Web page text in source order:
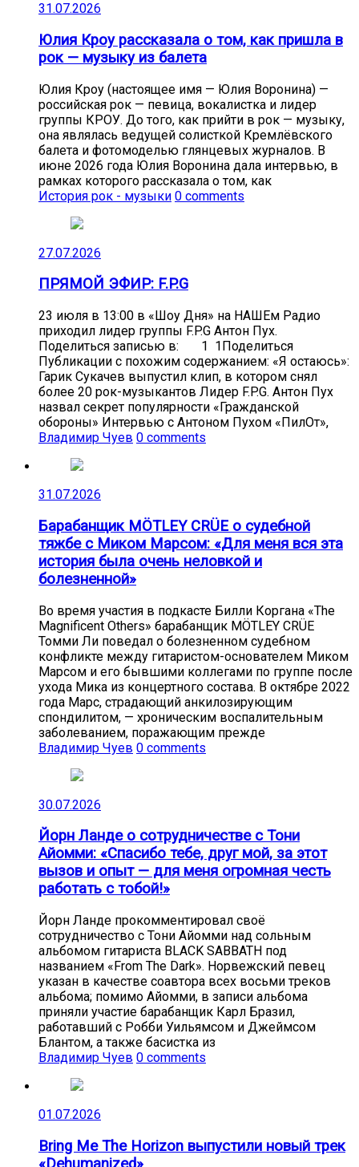
31.07.2026
Юлия Кроу рассказала о том, как пришла в
рок — музыку из балета
Юлия Кроу (настоящее имя — Юлия Воронина) —
российская рок — певица, вокалистка и лидер
группы КРОУ. До того, как прийти в рок — музыку,
она являлась ведущей солисткой Кремлёвского
балета и фотомоделью глянцевых журналов. В
июне 2026 года Юлия Воронина дала интервью, в
рамках которого рассказала о том, как
История рок - музыки 0 comments
27.07.2026
ПРЯМОЙ ЭФИР: F.P.G
23 июля в 13:00 в «Шоу Дня» на НАШЕм Радио
приходил лидер группы F.P.G Антон Пух.
Поделиться записью в: 1 1Поделиться
Публикации с похожим содержанием: «Я остаюсь»:
Гарик Сукачев выпустил клип, в котором снял
более 20 рок-музыкантов Лидер F.P.G. Антон Пух
назвал секрет популярности «Гражданской
обороны» Интервью с Антоном Пухом «ПилОт»,
Владимир Чуев 0 comments
31.07.2026
Барабанщик MÖTLEY CRÜE о судебной
тяжбе с Миком Марсом: «Для меня вся эта
история была очень неловкой и
болезненной»
Во время участия в подкасте Билли Коргана «The
Magnificent Others» барабанщик MÖTLEY CRÜE
Томми Ли поведал о болезненном судебном
конфликте между гитаристом-основателем Миком
Марсом и его бывшими коллегами по группе после
ухода Мика из концертного состава. В октябре 2022
года Марс, страдающий анкилозирующим
спондилитом, — хроническим воспалительным
заболеванием, поражающим прежде
Владимир Чуев 0 comments
30.07.2026
Йорн Ланде о сотрудничестве с Тони
Айомми: «Спасибо тебе, друг мой, за этот
вызов и опыт — для меня огромная честь
работать с тобой!»
Йорн Ланде прокомментировал своё
сотрудничество с Тони Айомми над сольным
альбомом гитариста BLACK SABBATH под
названием «From The Dark». Норвежский певец
указан в качестве соавтора всех восьми треков
альбома; помимо Айомми, в записи альбома
приняли участие барабанщик Карл Бразил,
работавший с Робби Уильямсом и Джеймсом
Блантом, а также басистка из
Владимир Чуев 0 comments
01.07.2026
Bring Me The Horizon выпустили новый трек